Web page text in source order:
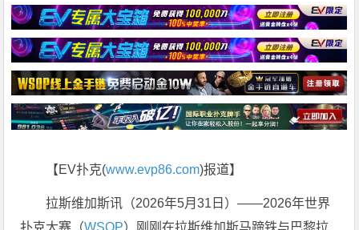
【EV扑克(www.evp86.com)报道】
拉斯维加斯讯（2026年5月31日）——2026年世界